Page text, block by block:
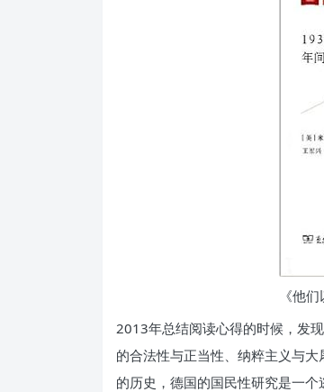
《他
2013年总结阅读心得的时候，发
的合法性与正当性、纳粹主义与
的历史，德国的国民性研究是一